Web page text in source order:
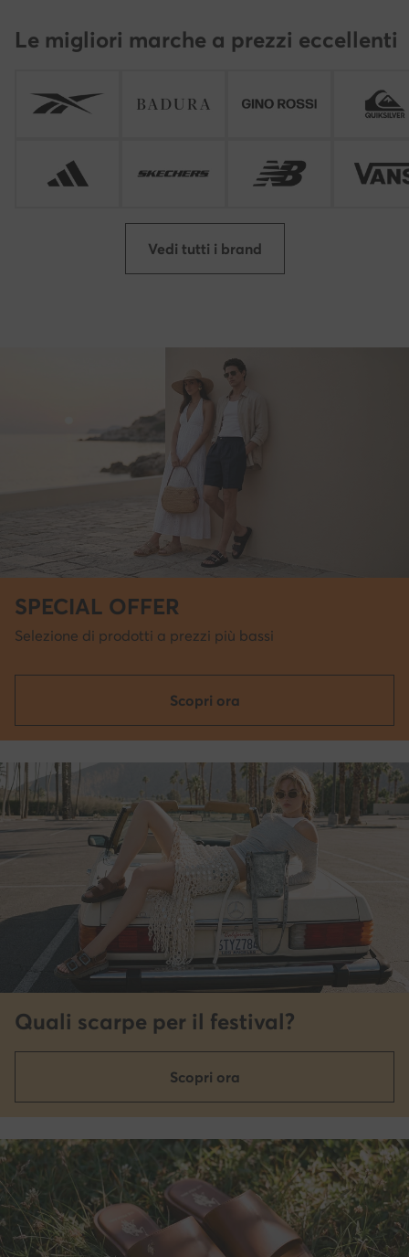
Le migliori marche a prezzi eccellenti
Vedi tutti i brand
SPECIAL OFFER
Selezione di prodotti a prezzi più bassi
Scopri ora
Quali scarpe per il festival?
Scopri ora